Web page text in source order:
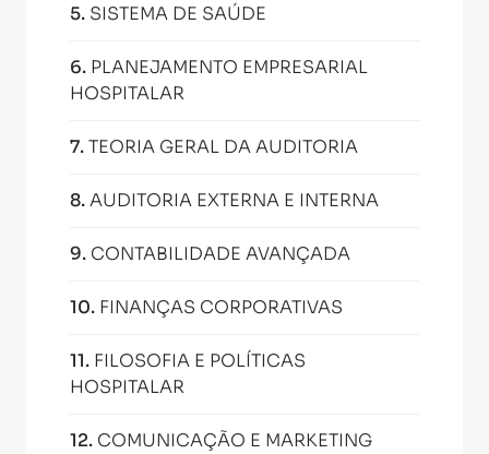
5. SISTEMA DE SAÚDE
6. PLANEJAMENTO EMPRESARIAL
HOSPITALAR
7.TEORIA GERAL DA AUDITORIA
8.AUDITORIA EXTERNA E INTERNA
9. CONTABILIDADE AVANÇADA
10. FINANÇAS CORPORATIVAS
11. FILOSOFIA E POLÍTICAS
HOSPITALAR
12. COMUNICAÇÃO E MARKETING